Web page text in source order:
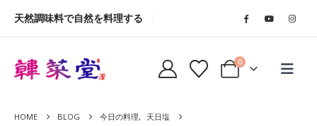
天然調味料で自然を料理する
0
HOME BLOG 今日の料理,
天日塩